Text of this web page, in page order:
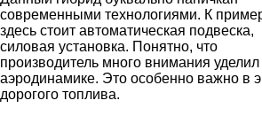
современными технологиями. К
здесь стоит автоматическая подвеска,
силовая установка. Понятно, что
производитель много внимания уделил
аэродинамике. Это особенно важно в
дорогого топлива.